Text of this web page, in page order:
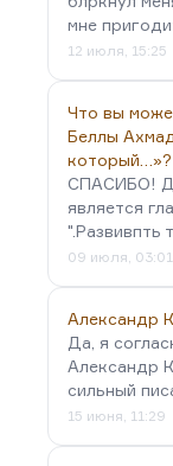
мне
12 июля, 15:25
Что вы
Беллы
который…»?
СПАСИБО!
является
".Развивпть
09 июля, 03:01
Александр
Да, я
Александр
сильный
15 июня, 11:29